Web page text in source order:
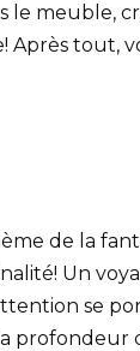
le meuble,
Après tout,
de la
Un
se
profondeur